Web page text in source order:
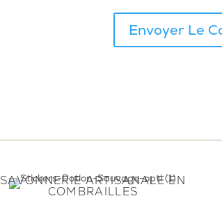
SAVONNERIE ARTISANALE EN
COMBRAILLES